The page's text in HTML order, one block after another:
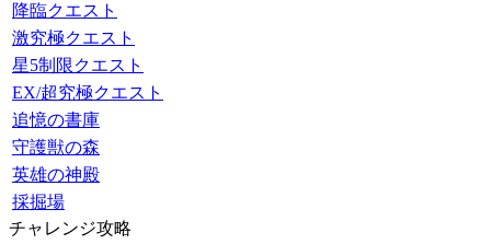
降臨クエスト
激究極クエスト
星5制限クエスト
EX/超究極クエスト
追憶の書庫
守護獣の森
英雄の神殿
採掘場
チャレンジ攻略